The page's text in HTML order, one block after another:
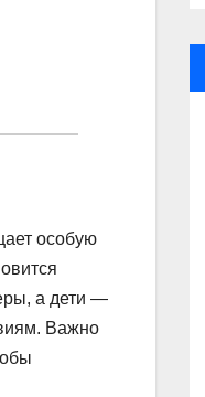
особую
а дети —
Важно